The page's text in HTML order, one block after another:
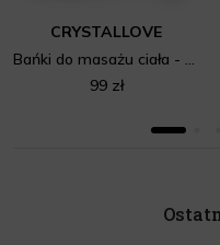
CRYSTALLOVE
Bańki do masażu ciała - Crystal
99 zł